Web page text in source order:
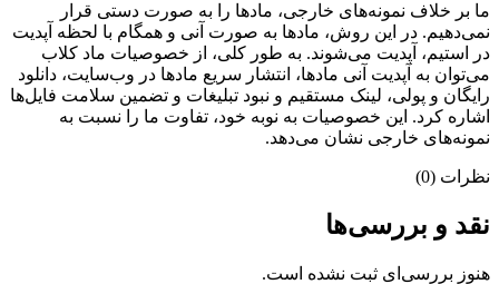
ما بر خلاف نمونه‌های خارجی، مادها را به صورت دستی قرار
نمی‌دهیم. در این روش، مادها به صورت آنی و همگام با لحظه آپدیت
در استیم، آپدیت می‌شوند. به طور کلی، از خصوصیات ماد کلاب
می‌‌توان به آپدیت آنی مادها، انتشار سریع مادها در وب‌سایت، دانلود
رایگان و پولی، لینک مستقیم و نبود تبلیغات و تضمین سلامت فایل‌ها
اشاره کرد. این خصوصیات به نوبه خود، تفاوت ما را نسبت به
نمونه‌های خارجی نشان می‌دهد.
نظرات (0)
نقد و بررسی‌ها
هنوز بررسی‌ای ثبت نشده است.